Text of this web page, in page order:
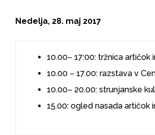
Nedelja, 28. maj 2017
10.00– 17:00: tržnica artičok
10.00 – 17.00: razstava v
10.00– 20.00: strunjanske
15.00: ogled nasada artičok